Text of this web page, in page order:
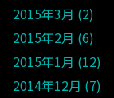
2015年3月 2
2015年2月 6
2015年1月 12
2014年12月 7